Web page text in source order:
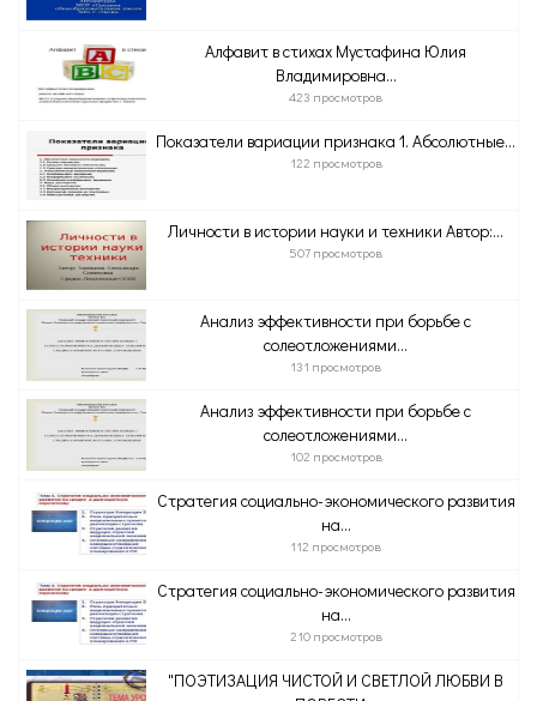
Алфавит в стихах Мустафина Юлия
Владимировна...
423 просмотров
Показатели вариации признака 1. Абсолютные...
122 просмотров
Личности в истории науки и техники Автор:...
507 просмотров
Анализ эффективности при борьбе с
солеотложениями...
131 просмотров
Анализ эффективности при борьбе с
солеотложениями...
102 просмотров
Стратегия социально-экономического развития
на...
112 просмотров
Стратегия социально-экономического развития
на...
210 просмотров
"ПОЭТИЗАЦИЯ ЧИСТОЙ И СВЕТЛОЙ ЛЮБВИ В